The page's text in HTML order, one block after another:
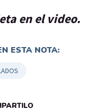
en el video.
ESTA NOTA: